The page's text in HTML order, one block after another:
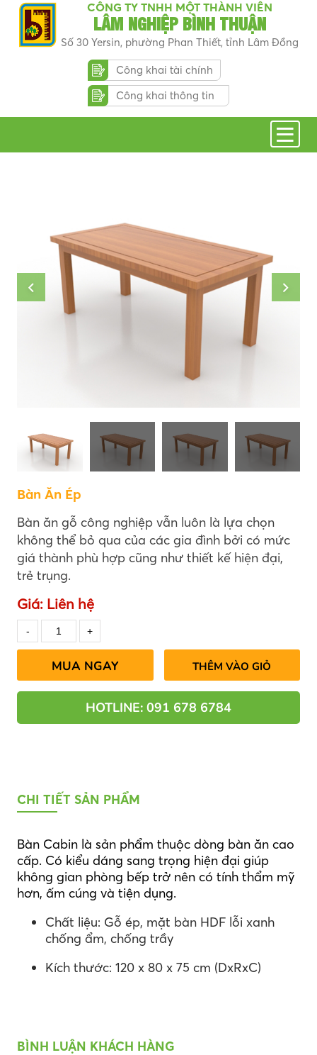
CÔNG TY TNHH MỘT THÀNH VIÊN
LÂM NGHIỆP BÌNH THUẬN
Số 30 Yersin, phường Phan Thiết, tỉnh Lâm Đồng
Công khai tài chính
Công khai thông tin
Bàn Ăn Ép
Bàn ăn gỗ công nghiệp vẫn luôn là lựa chọn
không thể bỏ qua của các gia đình bởi có mức
giá thành phù hợp cũng như thiết kế hiện đại,
trẻ trụng.
Giá: Liên hệ
MUA NGAY THÊM VÀO GIỎ
HOTLINE: 091 678 6784
CHI TIẾT SẢN PHẨM
Bàn Cabin là sản phẩm thuộc dòng bàn ăn cao
cấp. Có kiểu dáng sang trọng hiện đại giúp
không gian phòng bếp trở nên có tính thẩm mỹ
hơn, ấm cúng và tiện dụng.
Chất liệu: Gỗ ép, mặt bàn HDF lỗi xanh
chống ẩm, chống trầy
Kích thước: 120 x 80 x 75 cm (DxRxC)
BÌNH LUẬN KHÁCH HÀNG